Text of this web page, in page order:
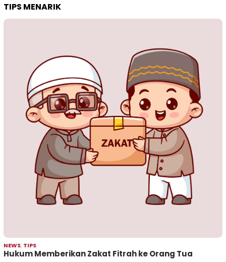
TIPS MENARIK
NEWS, TIPS
Hukum Memberikan Zakat Fitrah ke Orang Tua